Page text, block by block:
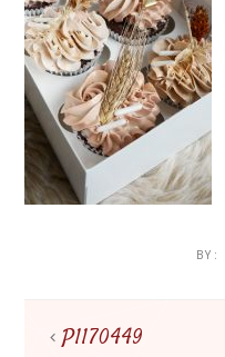
BY:
P1170449